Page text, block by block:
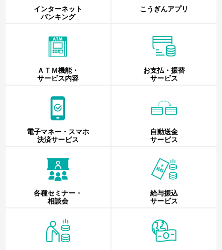
インターネット
バンキング
こうぎんアプリ
ＡＴＭ機能・
サービス内容
お支払・振替
サービス
電子マネー・スマホ
決済サービス
自動送金
サービス
各種セミナー・
相談会
給与振込
サービス